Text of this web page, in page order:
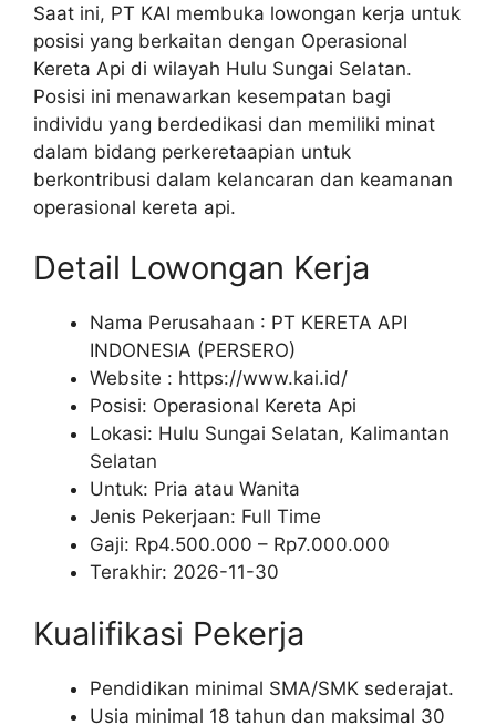
Saat ini, PT KAI membuka lowongan kerja untuk
posisi yang berkaitan dengan Operasional
Kereta Api di wilayah Hulu Sungai Selatan.
Posisi ini menawarkan kesempatan bagi
individu yang berdedikasi dan memiliki minat
dalam bidang perkeretaapian untuk
berkontribusi dalam kelancaran dan keamanan
operasional kereta api.
Detail Lowongan Kerja
Nama Perusahaan : PT KERETA API
INDONESIA (PERSERO)
Website : https://www.kai.id/
Posisi: Operasional Kereta Api
Lokasi: Hulu Sungai Selatan, Kalimantan
Selatan
Untuk: Pria atau Wanita
Jenis Pekerjaan: Full Time
Gaji: Rp4.500.000 – Rp7.000.000
Terakhir: 2026-11-30
Kualifikasi Pekerja
Pendidikan minimal SMA/SMK sederajat.
Usia minimal 18 tahun dan maksimal 30